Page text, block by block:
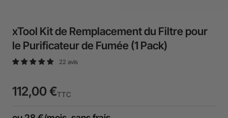
xTool Kit de Remplacement du Filtre pour
le Purificateur de Fumée (1 Pack)
22 avis
112,00 €TTC